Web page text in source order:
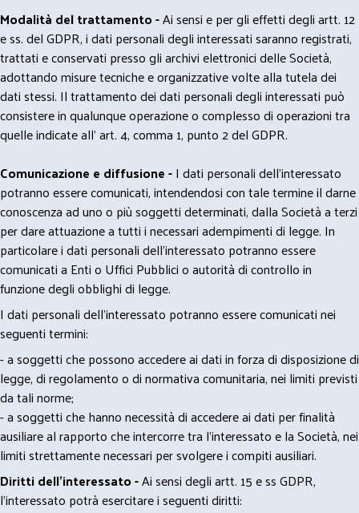
Modalità del trattamento -Ai sensi e per gli effetti degli artt. 12
e ss. del GDPR, i dati personali degli interessati saranno registrati,
trattati e conservati presso gli archivi elettronici delle Società,
adottando misure tecniche e organizzative volte alla tutela dei
dati stessi. Il trattamento dei dati personali degli interessati può
consistere in qualunque operazione o complesso di operazioni tra
quelle indicate all' art. 4, comma 1, punto 2 del GDPR.
Comunicazione e diffusione -I dati personali dell’interessato
potranno essere comunicati, intendendosi con tale termine il darne
conoscenza ad uno o più soggetti determinati, dalla Società a terzi
per dare attuazione a tutti i necessari adempimenti di legge. In
particolare i dati personali dell’interessato potranno essere
comunicati a Enti o Uffici Pubblici o autorità di controllo in
funzione degli obblighi di legge.
I dati personali dell’interessato potranno essere comunicati nei
seguenti termini:
- a soggetti che possono accedere ai dati in forza di disposizione di
legge, di regolamento o di normativa comunitaria, nei limiti previsti
da tali norme;
- a soggetti che hanno necessità di accedere ai dati per finalità
ausiliare al rapporto che intercorre tra l’interessato e la Società, nei
limiti strettamente necessari per svolgere i compiti ausiliari.
Diritti dell’interessato -Ai sensi degli artt. 15 e ss GDPR,
l’interessato potrà esercitare i seguenti diritti: